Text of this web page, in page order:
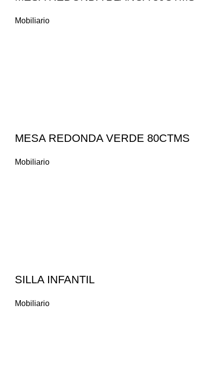
Mobiliario
MESA REDONDA VERDE 80CTMS
Mobiliario
SILLA INFANTIL
Mobiliario